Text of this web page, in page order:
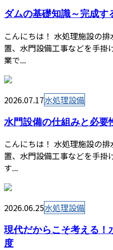
ダムの基礎知識～完成す
こんにちは！ 水処理施設の
置、水門設備工事などを手掛
業で...
2026.07.17水処理設備
水門設備の仕組みと必要
こんにちは！ 水処理施設の
置、水門設備工事などを手掛
す...
2026.06.25水処理設備
現代だからこそ考える
度